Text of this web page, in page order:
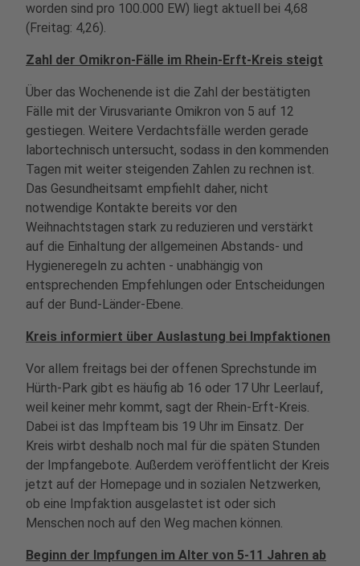
worden sind pro 100.000 EW) liegt aktuell bei 4,68
(Freitag: 4,26).
Zahl der Omikron-Fälle im Rhein-Erft-Kreis steigt
Über das Wochenende ist die Zahl der bestätigten
Fälle mit der Virusvariante Omikron von 5 auf 12
gestiegen. Weitere Verdachtsfälle werden gerade
labortechnisch untersucht, sodass in den kommenden
Tagen mit weiter steigenden Zahlen zu rechnen ist.
Das Gesundheitsamt empfiehlt daher, nicht
notwendige Kontakte bereits vor den
Weihnachtstagen stark zu reduzieren und verstärkt
auf die Einhaltung der allgemeinen Abstands- und
Hygieneregeln zu achten - unabhängig von
entsprechenden Empfehlungen oder Entscheidungen
auf der Bund-Länder-Ebene.
Kreis informiert über Auslastung bei Impfaktionen
Vor allem freitags bei der offenen Sprechstunde im
Hürth-Park gibt es häufig ab 16 oder 17 Uhr Leerlauf,
weil keiner mehr kommt, sagt der Rhein-Erft-Kreis.
Dabei ist das Impfteam bis 19 Uhr im Einsatz. Der
Kreis wirbt deshalb noch mal für die späten Stunden
der Impfangebote. Außerdem veröffentlicht der Kreis
jetzt auf der Homepage und in sozialen Netzwerken,
ob eine Impfaktion ausgelastet ist oder sich
Menschen noch auf den Weg machen können.
Beginn der Impfungen im Alter von 5-11 Jahren ab